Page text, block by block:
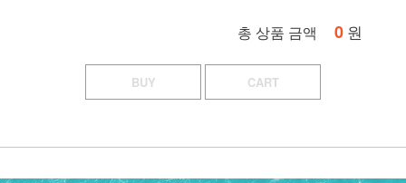
총 상품 금액 0 원
BUY CART